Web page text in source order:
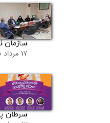
سازمان
۱۷ مرداد ۰۵
سرطان